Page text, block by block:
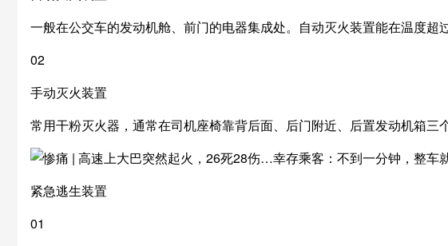
一般在公交车的发动机舱、前门的电器集成处。自动灭火装置能在温度
02
手动灭火装置
常用干粉灭火器，通常在司机座椅靠背后面、后门附近、后置发动机箱
紧急逃生装置
01